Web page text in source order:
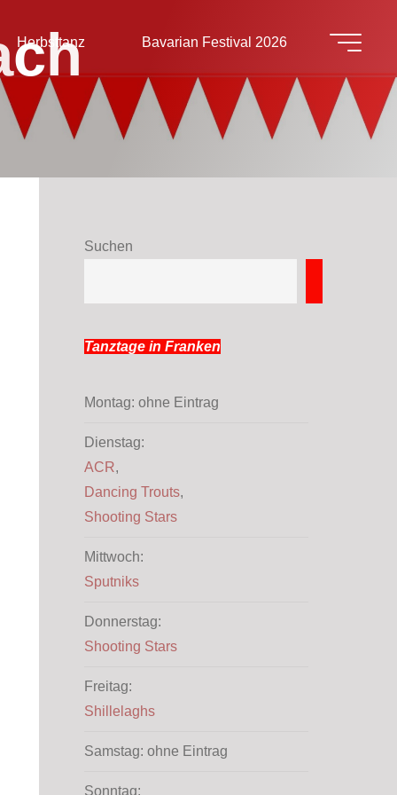
Herbsttanz Bavarian Festival 2026
ch
Suchen
Tanztage in Franken
Montag: ohne Eintrag
Dienstag:
ACR,
Dancing Trouts,
Shooting Stars
Mittwoch:
Sputniks
Donnerstag:
Shooting Stars
Freitag:
Shillelaghs
Samstag: ohne Eintrag
Sonntag: